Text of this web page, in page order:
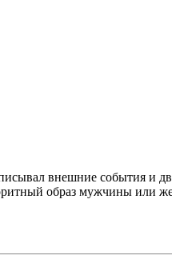
внешние события и
образ мужчины или